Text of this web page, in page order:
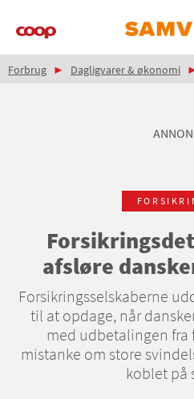
Main
Brødkrumme
Forbrug Dagligvarer & økonomi
afsløre
Forsikringsselskaberne
til at opdage, når
med udbetalingen fra
mistanke om store
koblet på